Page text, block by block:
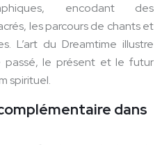
encodant des
les parcours de chants et
L’art du Dreamtime illustre
passé, le présent et le futur
spirituel.
dans